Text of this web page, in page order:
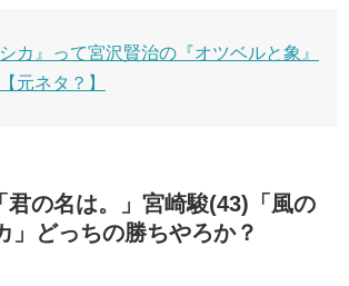
カ』って宮沢賢治の『オツベルと象』
元ネタ？】
君の名は。」宮崎駿(43)「風の
」どっちの勝ちやろか？